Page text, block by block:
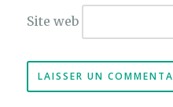
Site web